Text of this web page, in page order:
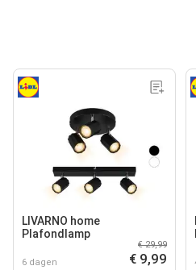
LIVARNO home
Plafondlamp
6 dagen
€ 29,99
€ 9,99